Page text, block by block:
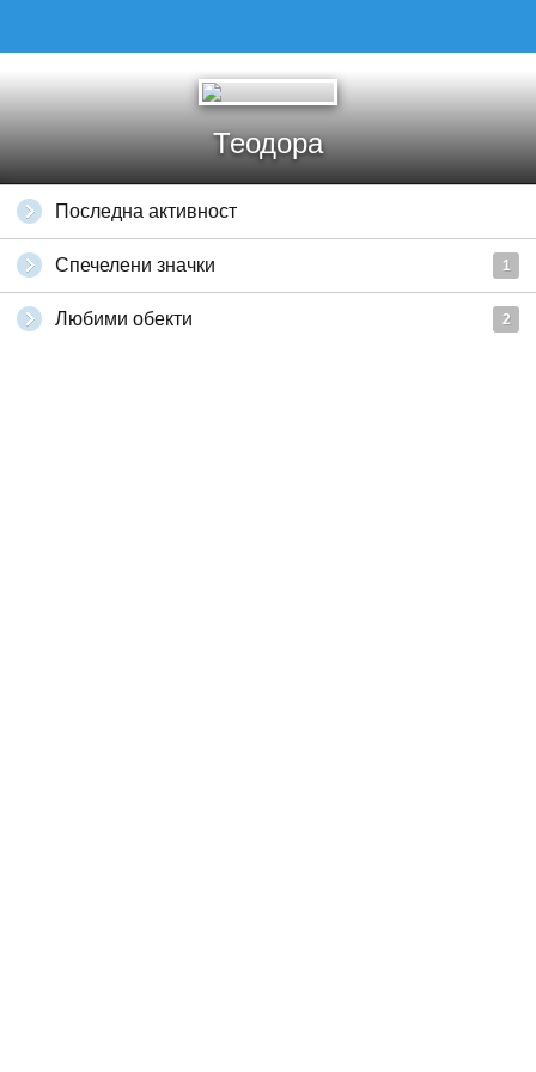
Теодора
Последна активност
Спечелени значки 1
Любими обекти 2